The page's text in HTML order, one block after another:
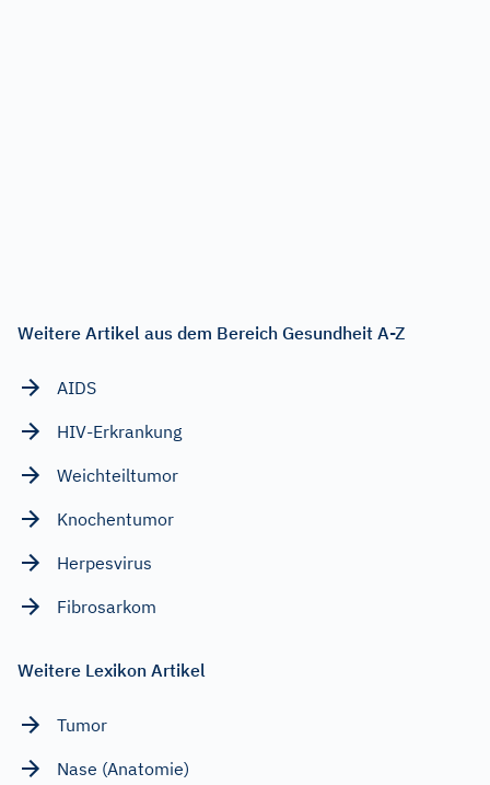
Weitere Artikel aus dem Bereich Gesundheit A-Z
AIDS
HIV-Erkrankung
Weichteiltumor
Knochentumor
Herpesvirus
Fibrosarkom
Weitere Lexikon Artikel
Tumor
Nase (Anatomie)